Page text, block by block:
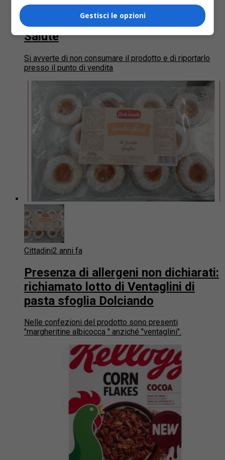
Infestanti tossici negli spinaci: i
lotti ritirati dal Ministero della
Salute
Si avverte di non consumare il prodotto e di riportarlo
presso il punto di vendita
Cittadini2 anni fa
Presenza di allergeni non dichiarati:
richiamato lotto di Ventaglini di
pasta sfoglia Dolciando
Nelle confezioni del prodotto sono presenti
"margheritine albicocca " anziché "ventaglini".
Gestisci le opzioni